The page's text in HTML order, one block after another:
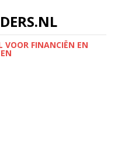
VOOR FINANCIËN EN